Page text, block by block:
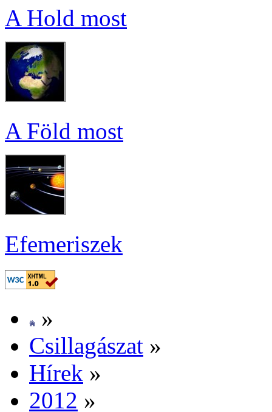
A Hold most
A Föld most
Efe­me­ri­szek
»
Csil­la­gá­szat »
Hí­rek »
2012 »